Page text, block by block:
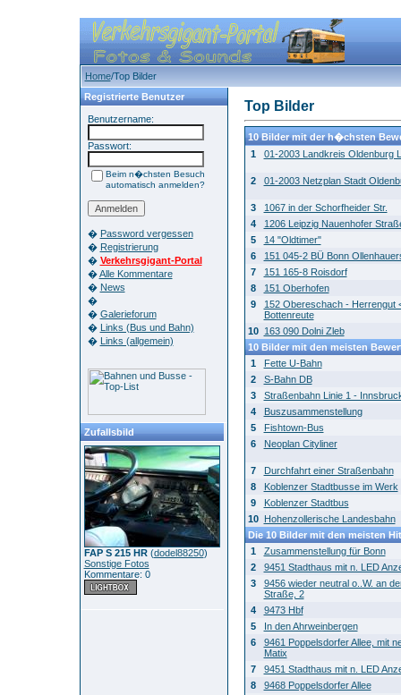
Home/Top Bilder
Registrierte Benutzer
Benutzername:
Passwort:
Beim n�chsten Besuch
automatisch anmelden?
� Password vergessen
� Registrierung
� Verkehrsgigant-Portal
�Alle Kommentare
� News
�
� Galerieforum
� Links (Bus und Bahn)
� Links (allgemein)
Zufallsbild
FAP S 215 HR(dodel88250)
Sonstige Fotos
Kommentare: 0
Top Bilder
10 Bilder mit der h�chsten
1
01-2003 Landkreis Oldenburg
2 01-2003 Netzplan Stadt
3
1067 in der Schorfheider Str.
4
1206 Leipzig Nauenhofer
5
14 "Oldtimer"
6
151 045-2 BÜ Bonn
7
151 165-8 Roisdorf
8
151 Oberhofen
9
152 Obereschach - Herrengut
Bottenreute
10
163 090 Dolni Zleb
10 Bilder mit den meisten
1
Fette U-Bahn
2
S-Bahn DB
3
Straßenbahn Linie 1 -
4
Buszusammenstellung
5
Fishtown-Bus
6
Neoplan Cityliner
7
Durchfahrt einer Straßenbahn
8
Koblenzer Stadtbusse im Werk
9
Koblenzer Stadtbus
10
Hohenzollerische Landesbahn
Die 10 Bilder mit den meisten
1
Zusammenstellung für Bonn
2
9451 Stadthaus mit n. LED
3
9456 wieder neutral o..W. an
Straße, 2
4
9473 Hbf
5
In den Ahrweinbergen
6
9461 Poppelsdorfer Allee, mit
Matix
7
9451 Stadthaus mit n. LED
8
9468 Poppelsdorfer Allee